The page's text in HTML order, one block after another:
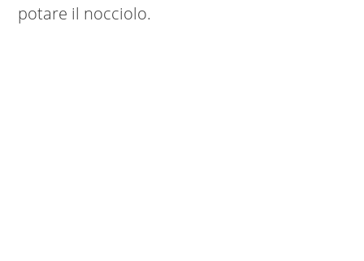
potare il nocciolo.